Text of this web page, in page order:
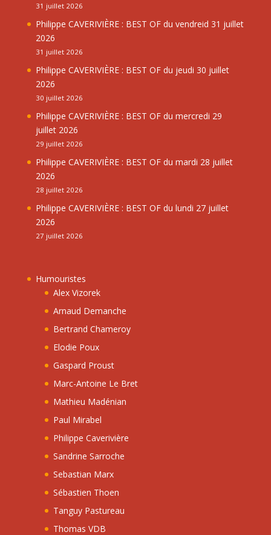
31 juillet 2026
Philippe CAVERIVIÈRE : BEST OF du vendreid 31 juillet
2026
31 juillet 2026
Philippe CAVERIVIÈRE : BEST OF du jeudi 30 juillet
2026
30 juillet 2026
Philippe CAVERIVIÈRE : BEST OF du mercredi 29
juillet 2026
29 juillet 2026
Philippe CAVERIVIÈRE : BEST OF du mardi 28 juillet
2026
28 juillet 2026
Philippe CAVERIVIÈRE : BEST OF du lundi 27 juillet
2026
27 juillet 2026
Humouristes
Alex Vizorek
Arnaud Demanche
Bertrand Chameroy
Elodie Poux
Gaspard Proust
Marc-Antoine Le Bret
Mathieu Madénian
Paul Mirabel
Philippe Caverivière
Sandrine Sarroche
Sebastian Marx
Sébastien Thoen
Tanguy Pastureau
Thomas VDB